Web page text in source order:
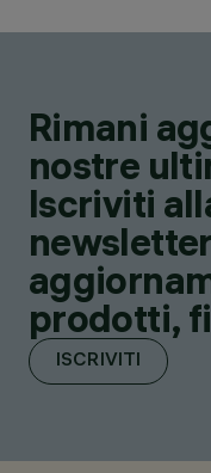
Rimani
nostre
Iscriviti
prodotti,
ISCRIVITI